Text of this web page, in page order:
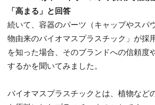
「高まる」と回答
続いて、容器のパーツ（キャップやスパ
物由来のバイオマスプラスチック」が採
を知った場合、そのブランドへの信頼度
するかを聞いてみました。
バイオマスプラスチックとは、植物など